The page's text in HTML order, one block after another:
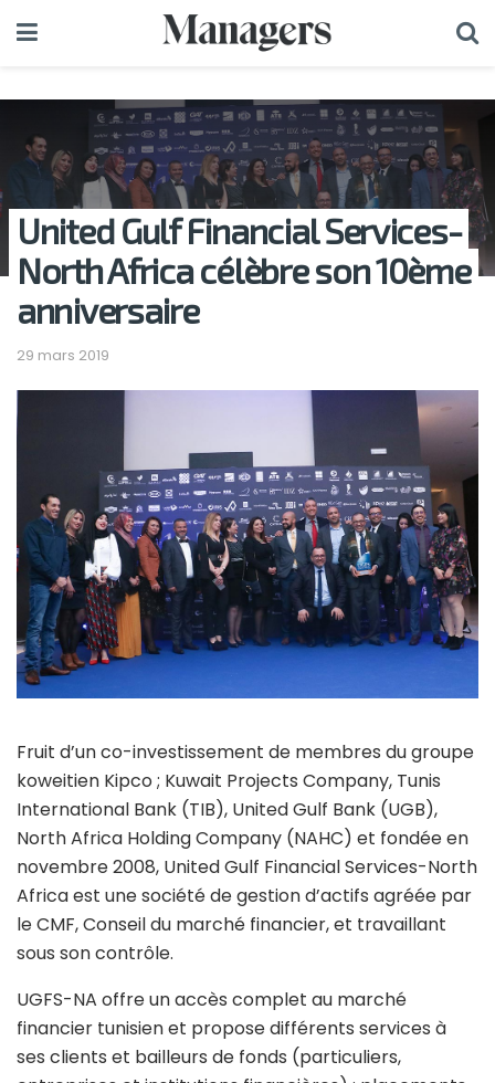
United Gulf Financial Services-
North Africa célèbre son 10ème
anniversaire
29 mars 2019
Fruit d’un co-investissement de membres du groupe
koweitien Kipco ; Kuwait Projects Company, Tunis
International Bank (TIB), United Gulf Bank (UGB),
North Africa Holding Company (NAHC) et fondée en
novembre 2008, United Gulf Financial Services-North
Africa est une société de gestion d’actifs agréée par
le CMF, Conseil du marché financier, et travaillant
sous son contrôle.
UGFS-NA offre un accès complet au marché
financier tunisien et propose différents services à
ses clients et bailleurs de fonds (particuliers,